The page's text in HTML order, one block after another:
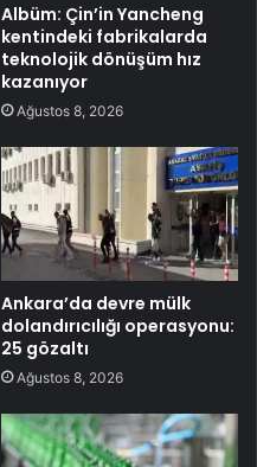
Albüm: Çin’in Yancheng
kentindeki fabrikalarda
teknolojik dönüşüm hız
kazanıyor
Ağustos 8, 2026
Ankara’da devre mülk
dolandırıcılığı operasyonu:
25 gözaltı
Ağustos 8, 2026